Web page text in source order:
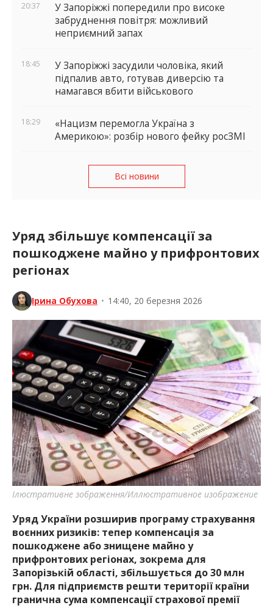
20:37
У Запоріжжі попередили про високе
забруднення повітря: можливий
неприємний запах
18:45
У Запоріжжі засудили чоловіка, який
підпалив авто, готував диверсію та
намагався вбити військового
18:29
«Нацизм перемогла Україна з
Америкою»: розбір нового фейку росЗМІ
Всі новини
Уряд збільшує компенсації за
пошкоджене майно у прифронтових
регіонах
Ірина Обухова • 14:40, 20 березня 2026
Ілюстративне зображення/Иллюстративное изображение
Уряд України розширив програму страхування
воєнних ризиків: тепер компенсація за
пошкоджене або знищене майно у
прифронтових регіонах, зокрема для
Запорізькій області, збільшується до 30 млн
грн. Для підприємств решти території країни
гранична сума компенсації страхової премії